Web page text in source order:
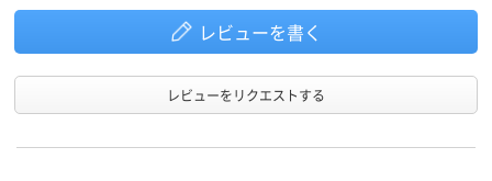
レビューを書く
レビューをリクエストする